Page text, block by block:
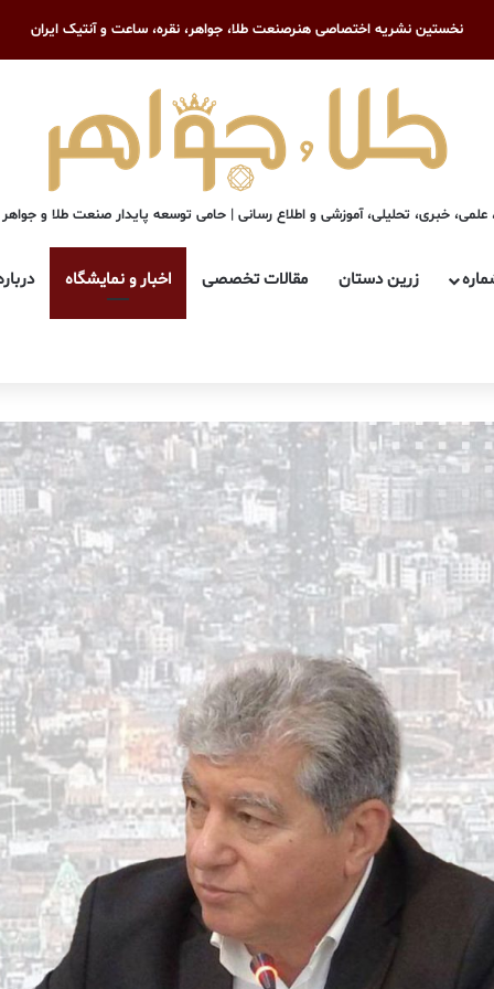
نخستین نشریه اختصاصی هنرصنعت طلا، جواهر، نقره، ساعت و آنتیک ایران
علمی، خبری، تحلیلی، آموزشی و اطلاع رسانی | حامی توسعه پایدار صنعت طلا و
زرین دستان مقالات تخصصی اخبار و نمایشگاه